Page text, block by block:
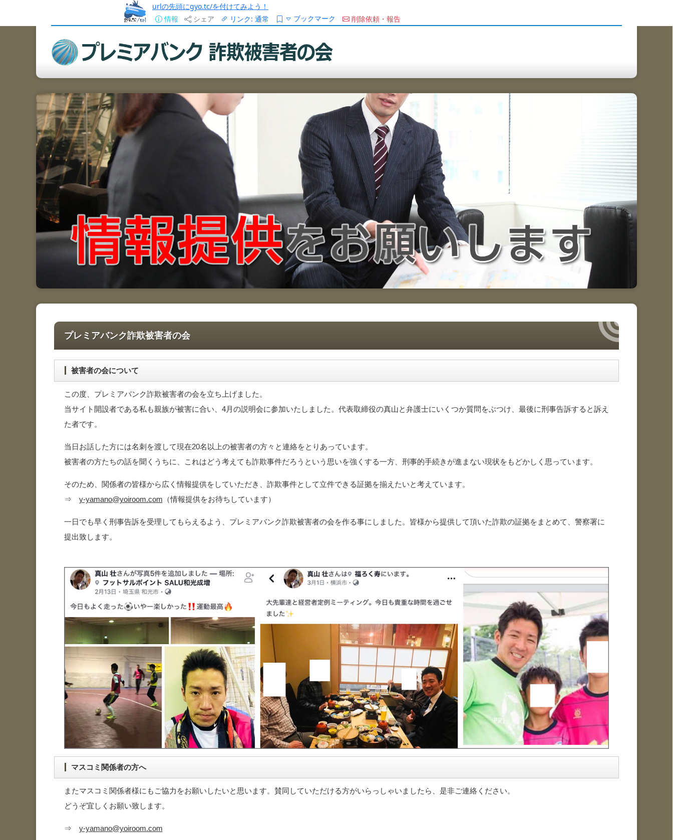
urlの先頭にgyo.tc/を付けてみよう！
情報
シェア リンク: 通常 ブックマーク 削除依頼・報告